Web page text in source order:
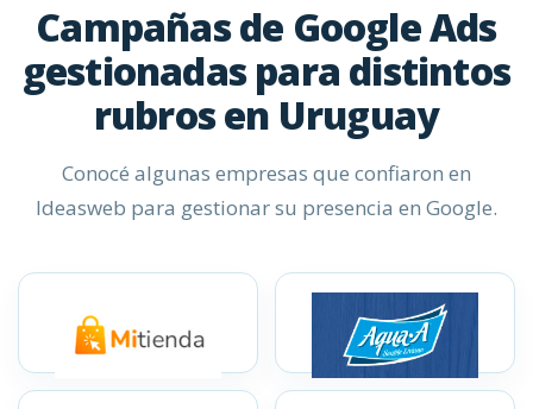
Campañas de Google Ads
gestionadas para distintos
rubros en Uruguay
Conocé algunas empresas que confiaron en
Ideasweb para gestionar su presencia en Google.